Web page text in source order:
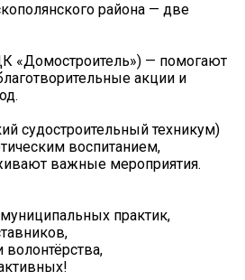
района — две
«Домостроитель») — помогают
акции и
судостроительный техникум)
воспитанием,
важные мероприятия.
практик,
волонтёрства,